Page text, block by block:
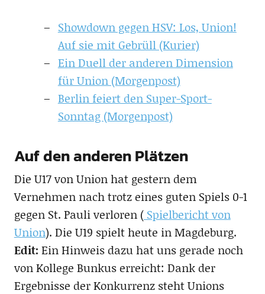
Showdown gegen HSV: Los, Union!
Auf sie mit Gebrüll (Kurier)
Ein Duell der anderen Dimension
für Union (Morgenpost)
Berlin feiert den Super-Sport-
Sonntag (Morgenpost)
Auf den anderen Plätzen
Die U17 von Union hat gestern dem
Vernehmen nach trotz eines guten Spiels 0-1
gegen St. Pauli verloren (Spielbericht von
Union). Die U19 spielt heute in Magdeburg.
Edit: Ein Hinweis dazu hat uns gerade noch
von Kollege Bunkus erreicht: Dank der
Ergebnisse der Konkurrenz steht Unions